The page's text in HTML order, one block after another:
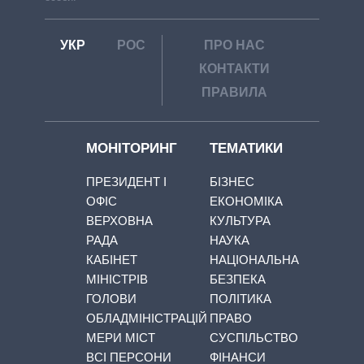
УКР РОС
ПРО НАС
КОНТАКТИ
ПРАВИЛА
МОНІТОРИНГ
ПРЕЗИДЕНТ І
ОФІС
ВЕРХОВНА
РАДА
КАБІНЕТ
МІНІСТРІВ
ГОЛОВИ
ОБЛАДМІНІСТРАЦІЙ
МЕРИ МІСТ
ВСІ ПЕРСОНИ
ТЕМАТИКИ
БІЗНЕС
ЕКОНОМІКА
КУЛЬТУРА
НАУКА
НАЦІОНАЛЬНА
БЕЗПЕКА
ПОЛІТИКА
ПРАВО
СУСПІЛЬСТВО
ФІНАНСИ